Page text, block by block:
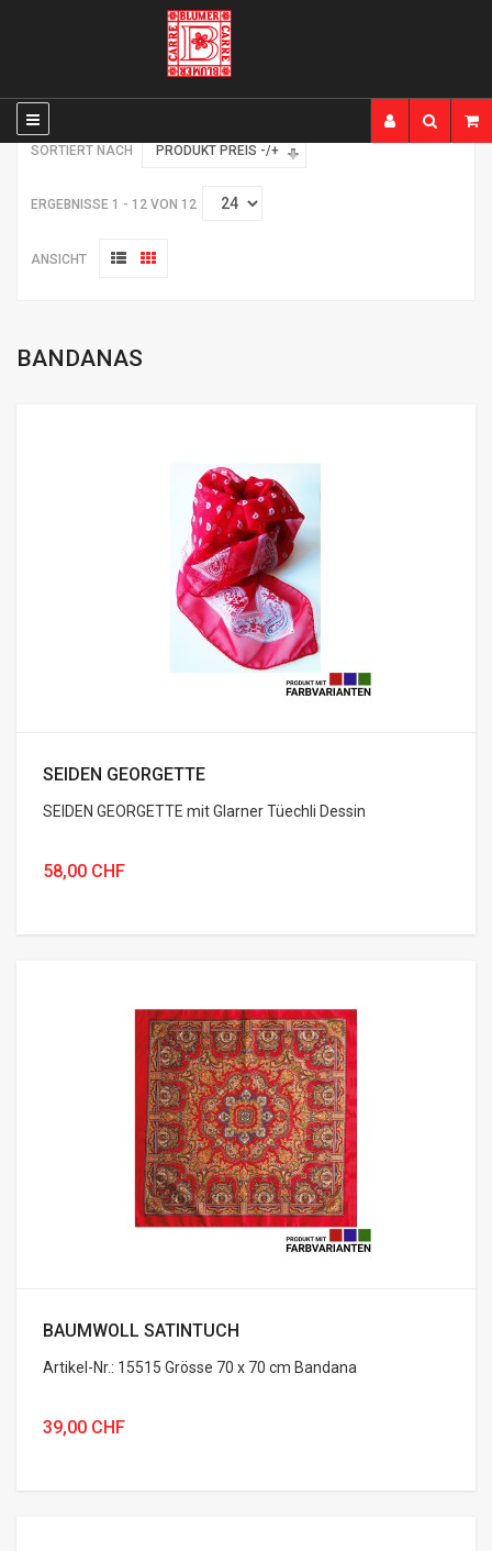
SORTIERT NACH PRODUKT PREIS -/+
ERGEBNISSE 1 - 12 VON 12
ANSICHT
BANDANAS
SEIDEN GEORGETTE
SEIDEN GEORGETTE mit Glarner Tüechli Dessin
58,00 CHF
BAUMWOLL SATINTUCH
Artikel-Nr.: 15515 Grösse 70 x 70 cm Bandana
39,00 CHF